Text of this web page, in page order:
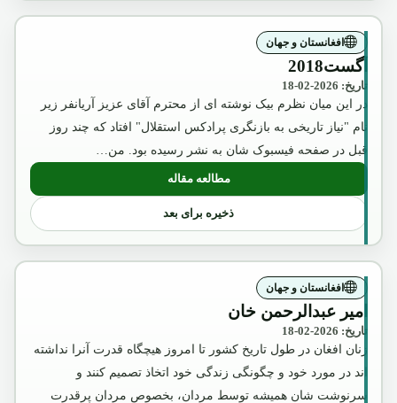
افغانستان و جهان
آگست2018
تاریخ: 2026-02-18
در این میان نظرم بیک نوشته ای از محترم آقای عزیز آریانفر زیر
نام "نیاز تاریخی به بازنگری پرادکس استقلال" افتاد که چند روز
قبل در صفحه فیسبوک شان به نشر رسیده بود. من…
مطالعه مقاله
: آگست2018
ذخیره برای بعد
افغانستان و جهان
امیر عبدالرحمن خان
تاریخ: 2026-02-18
زنان افغان در طول تاریخ کشور تا امروز هیچگاه قدرت آنرا نداشته
اند در مورد خود و چگونگی زندگی خود اتخاذ تصمیم کنند و
سرنوشت شان همیشه توسط مردان، بخصوص مردان پرقدرت